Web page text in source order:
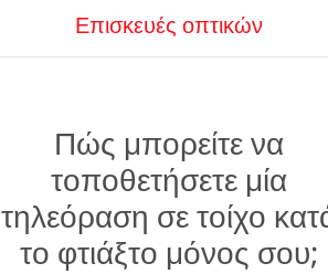
Επισκευές οπτικών
Πώς μπορείτε να
τοποθετήσετε μία
τηλεόραση σε τοίχο
το φτιάξτο μόνος σου;